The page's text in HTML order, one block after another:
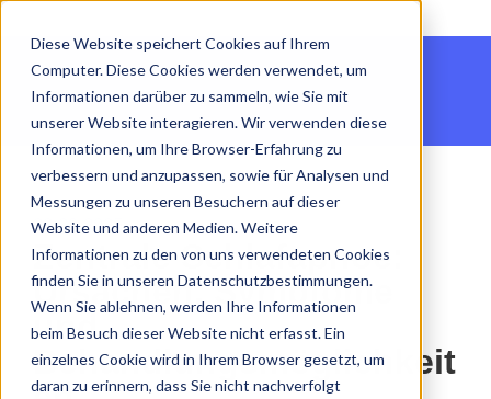
Diese Website speichert Cookies auf Ihrem
Computer. Diese Cookies werden verwendet, um
Informationen darüber zu sammeln, wie Sie mit
unserer Website interagieren. Wir verwenden diese
Informationen, um Ihre Browser-Erfahrung zu
verbessern und anzupassen, sowie für Analysen und
Messungen zu unseren Besuchern auf dieser
Website und anderen Medien. Weitere
Informationen zu den von uns verwendeten Cookies
finden Sie in unseren Datenschutzbestimmungen.
Wenn Sie ablehnen, werden Ihre Informationen
beim Besuch dieser Website nicht erfasst. Ein
einzelnes Cookie wird in Ihrem Browser gesetzt, um
daran zu erinnern, dass Sie nicht nachverfolgt
22.09.2025
Zentrale Schlafapnoe:
Ursachen, Symptome
und
Behandlungsmöglichkeit